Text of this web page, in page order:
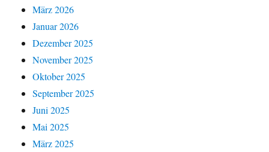
März 2026
Januar 2026
Dezember 2025
November 2025
Oktober 2025
September 2025
Juni 2025
Mai 2025
März 2025